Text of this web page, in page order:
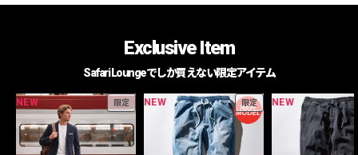
Exclusive Item
Safari Loungeでしか買えない限定アイテム
NEW 限定 NEW 限定 NEW